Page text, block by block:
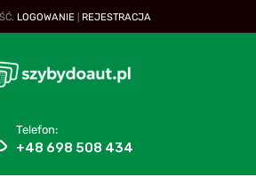
LOGOWANIE REJESTRACJA
Telefon:
+48 698 508 434